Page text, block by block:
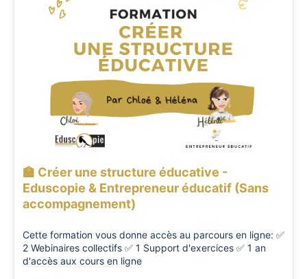
🏫 Créer une structure éducative -
Eduscopie & Entrepreneur éducatif (Sans
accompagnement)
Cette formation vous donne accès au parcours en ligne: ✅
2 Webinaires collectifs ✅ 1 Support d'exercices ✅ 1 an
d'accès aux cours en ligne